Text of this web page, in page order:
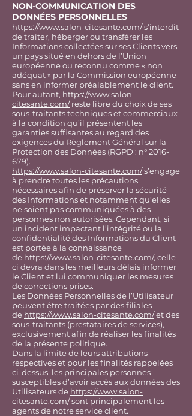
NON-COMMUNICATION DES
DONNÉES PERSONNELLES
https://www.salon-citesante.com/s’interdit
de traiter, héberger ou transférer les
Informations collectées sur ses Clients vers
un pays situé en dehors de l’Union
européenne ou reconnu comme « non
adéquat » par la Commission européenne
sans en informer préalablement le client.
Pour autant, https://www.salon-
citesante.com/reste libre du choix de ses
sous-traitants techniques et commerciaux
à la condition qu’il présentent les
garanties suffisantes au regard des
exigences du Règlement Général sur la
Protection des Données (RGPD : n°2016-
679).
https://www.salon-citesante.com/s’engage
à prendre toutes les précautions
nécessaires afin de préserver la sécurité
des Informations et notamment qu’elles
ne soient pas communiquées à des
personnes non autorisées. Cependant, si
un incident impactant l’intégrité ou la
confidentialité des Informations du Client
est portée à la connaissance
de https://www.salon-citesante.com/, celle-
ci devra dans les meilleurs délais informer
le Client et lui communiquer les mesures
de corrections prises.
Les Données Personnelles de l’Utilisateur
peuvent être traitées par des filiales
de https://www.salon-citesante.com/et des
sous-traitants (prestataires de services),
exclusivement afin de réaliser les finalités
de la présente politique.
Dans la limite de leurs attributions
respectives et pour les finalités rappelées
ci-dessus, les principales personnes
susceptibles d’avoir accès aux données des
Utilisateurs de https://www.salon-
citesante.com/sont principalement les
agents de notre service client.